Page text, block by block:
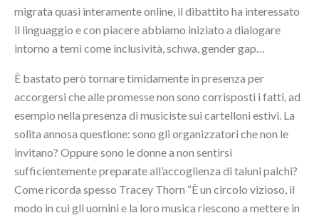
migrata quasi interamente online, il dibattito ha interessato
il linguaggio e con piacere abbiamo iniziato a dialogare
intorno a temi come inclusività, schwa, gender gap…
È bastato però tornare timidamente in presenza per
accorgersi che alle promesse non sono corrisposti i fatti, ad
esempio nella presenza di musiciste sui cartelloni estivi. La
solita annosa questione: sono gli organizzatori che non le
invitano? Oppure sono le donne a non sentirsi
sufficientemente preparate all’accoglienza di taluni palchi?
Come ricorda spesso Tracey Thorn “È un circolo vizioso, il
modo in cui gli uomini e la loro musica riescono a mettere in